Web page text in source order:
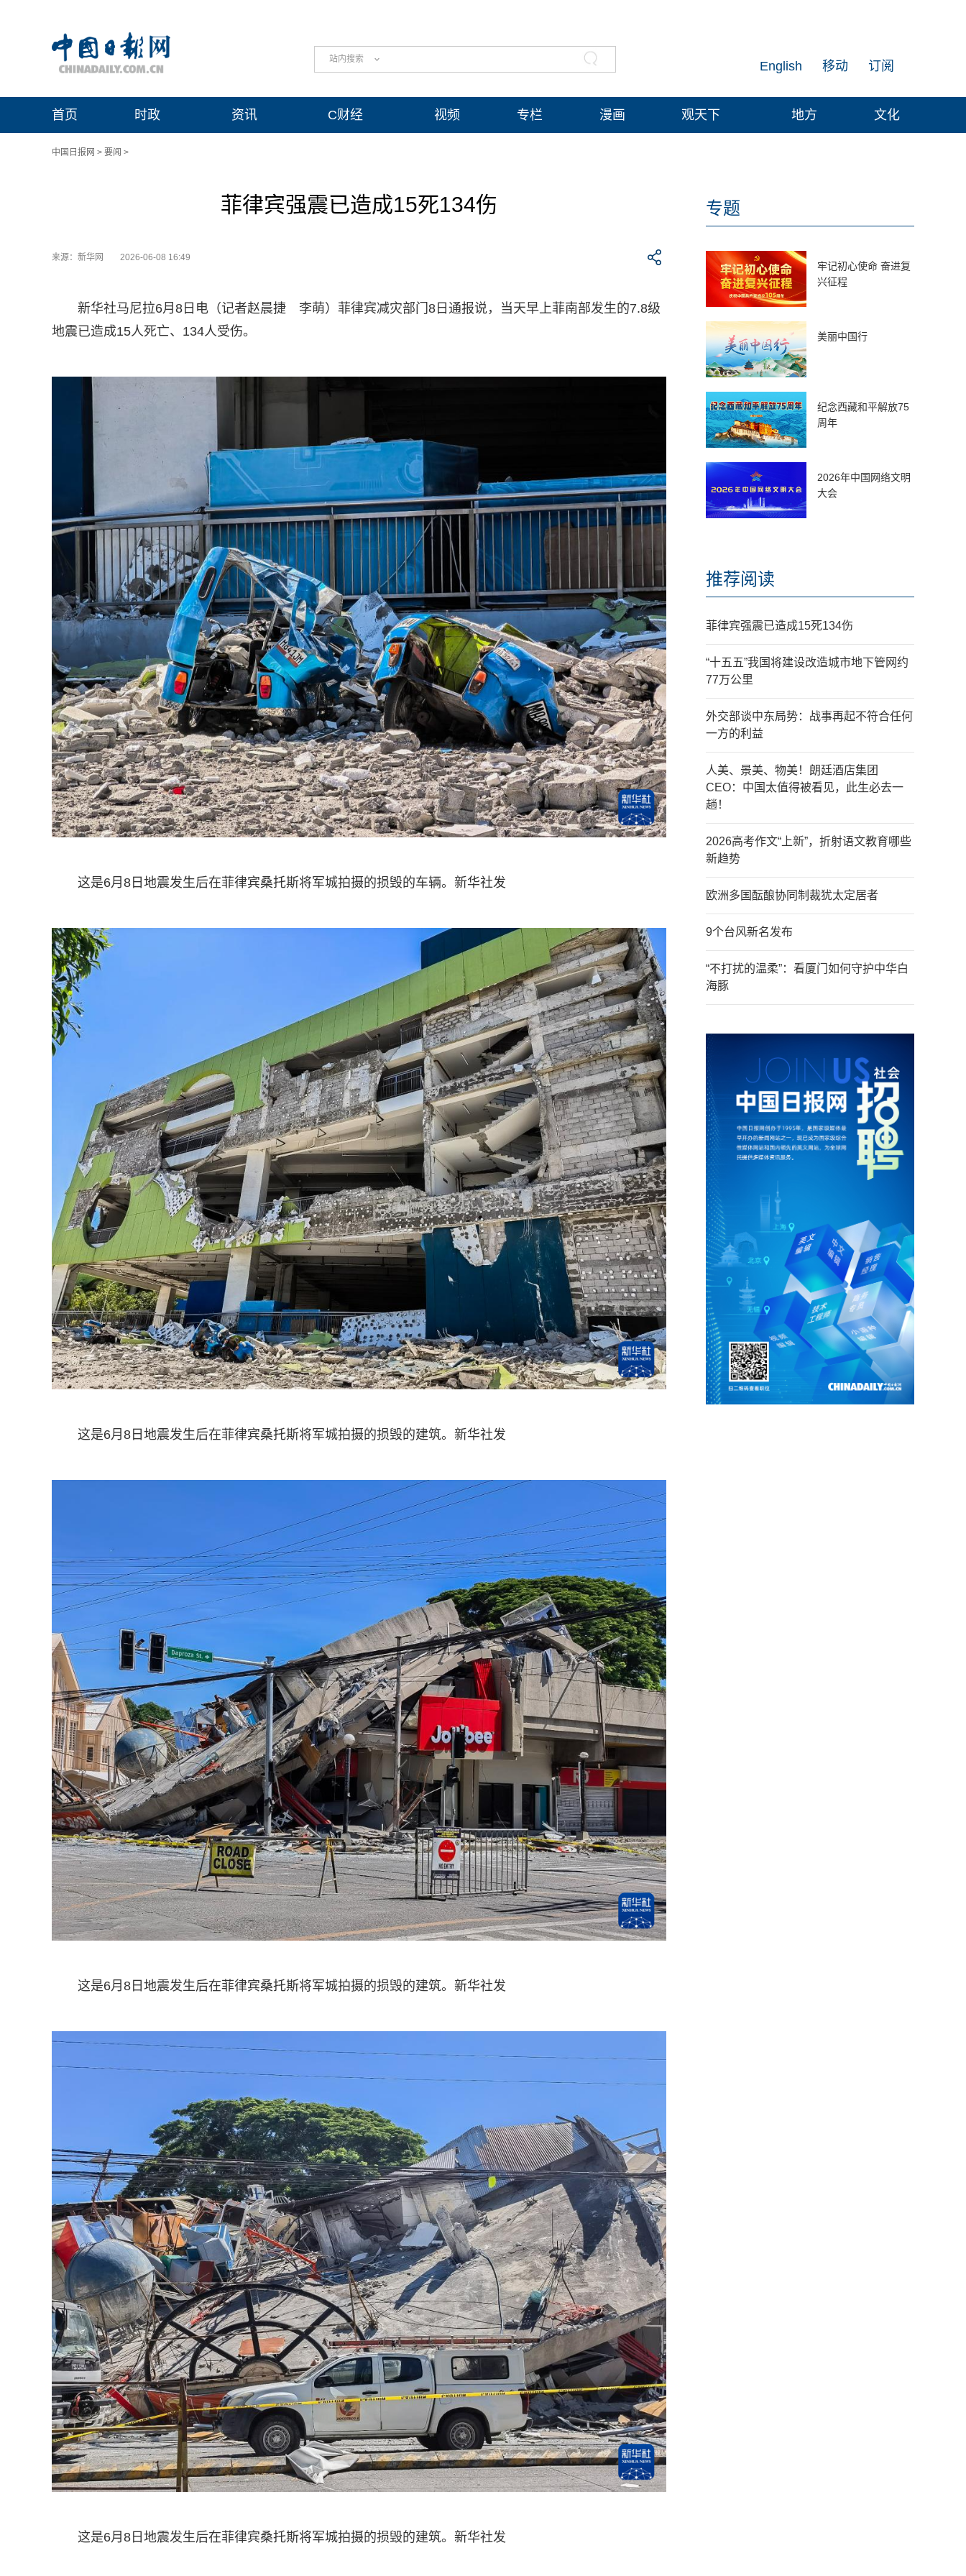
站内搜索 订阅
移动
English
首页 时政 资讯 C财经 视频 专栏 漫画 观天下 地方 文化
中国日报网 > 要闻 >
菲律宾强震已造成15死134伤
来源：新华网 2026-06-08 16:49
新华社马尼拉6月8日电（记者赵晨捷 李萌）菲律宾减灾部门8日通报说，当天早上菲南部发生的7.8级
地震已造成15人死亡、134人受伤。
这是6月8日地震发生后在菲律宾桑托斯将军城拍摄的损毁的车辆。新华社发
这是6月8日地震发生后在菲律宾桑托斯将军城拍摄的损毁的建筑。新华社发
这是6月8日地震发生后在菲律宾桑托斯将军城拍摄的损毁的建筑。新华社发
这是6月8日地震发生后在菲律宾桑托斯将军城拍摄的损毁的建筑。新华社发
专题
牢记初心使命 奋进复
兴征程
美丽中国行
纪念西藏和平解放75
周年
2026年中国网络文明
大会
推荐阅读
菲律宾强震已造成15死134伤
“十五五”我国将建设改造城市地下管网约
77万公里
外交部谈中东局势：战事再起不符合任何
一方的利益
人美、景美、物美！朗廷酒店集团
CEO：中国太值得被看见，此生必去一
趟！
2026高考作文“上新”，折射语文教育哪些
新趋势
欧洲多国酝酿协同制裁犹太定居者
9个台风新名发布
“不打扰的温柔”：看厦门如何守护中华白
海豚